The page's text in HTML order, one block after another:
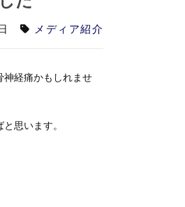
メディア紹介
神経痛かもしれませ
思います。